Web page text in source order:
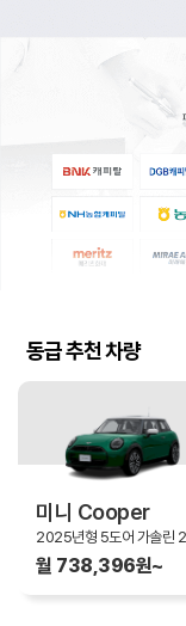
동급 추천 차량
미니 Cooper
월 738,396원~